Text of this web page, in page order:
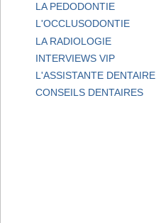
LA PEDODONTIE
L'OCCLUSODONTIE
LA RADIOLOGIE
INTERVIEWS VIP
L'ASSISTANTE DENTAIRE
CONSEILS DENTAIRES